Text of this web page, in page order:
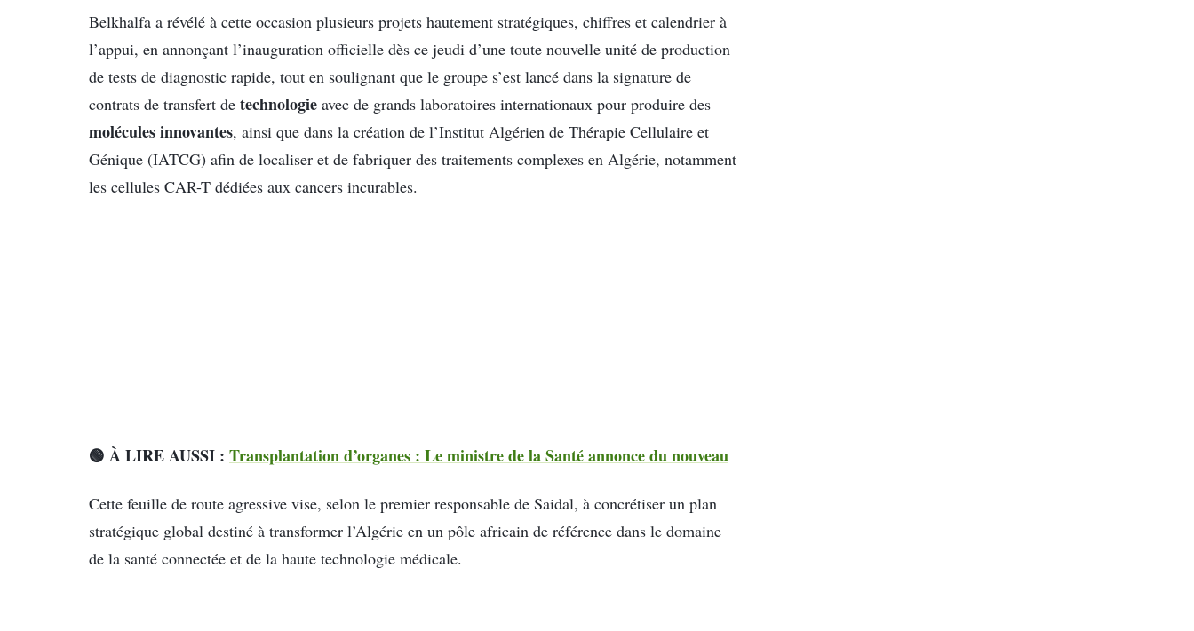
Belkhalfa a révélé à cette occasion plusieurs projets hautement stratégiques, chiffres et calendrier à
l’appui, en annonçant l’inauguration officielle dès ce jeudi d’une toute nouvelle unité de production
de tests de diagnostic rapide, tout en soulignant que le groupe s’est lancé dans la signature de
contrats de transfert de technologie avec de grands laboratoires internationaux pour produire des
molécules innovantes, ainsi que dans la création de l’Institut Algérien de Thérapie Cellulaire et
Génique (IATCG) afin de localiser et de fabriquer des traitements complexes en Algérie, notamment
les cellules CAR-T dédiées aux cancers incurables.
🟢 À LIRE AUSSI : Transplantation d’organes : Le ministre de la Santé annonce du nouveau
Cette feuille de route agressive vise, selon le premier responsable de Saidal, à concrétiser un plan
stratégique global destiné à transformer l’Algérie en un pôle africain de référence dans le domaine
de la santé connectée et de la haute technologie médicale.